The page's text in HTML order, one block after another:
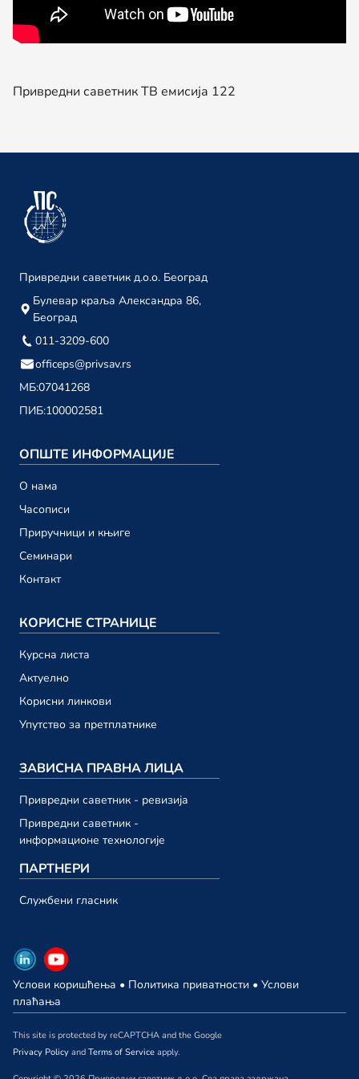
Привредни саветник ТВ емисија 122
15. јануар
Привредни саветник ТВ 204
Привредни саветник ТВ 202
22. децембар
Привредни саветник ТВ 201
Привредни саветник ТВ 200
08. децембар
Привредни саветник ТВ 199
01. децембар
новембар 2023.
24. новембар
Привредни саветник ТВ 197
03. новембар
октобар 2023.
Привредни саветник ТВ 194
23. октобар
23. октобар
Привредни саветник ТВ 192
13. октобар
септембар 2023.
Привредни саветник ТВ 191
Привредни саветник ТВ 190
29. септембар
Привредни саветник ТВ 189
Привредни саветник ТВ 188
15. септембар
Привредни саветник д.о.о. Београд
Булевар краља Александра 86,
Београд
011-3209-600
officeps@privsav.rs
МБ:07041268
ПИБ:100002581
ОПШТЕ ИНФОРМАЦИЈЕ
О намa
Часописи
Приручници и књиге
Семинари
Контакт
КОРИСНЕ СТРАНИЦЕ
Курсна листа
Актуелно
Корисни линкови
Упутство за претплатнике
ЗАВИСНА ПРАВНА ЛИЦА
Привредни саветник - ревизија
Привредни саветник -
информационе технологије
ПАРТНЕРИ
Службени гласник
Услови коришћења • Политика приватности • Услови
плаћања
This site is protected by reCAPTCHA and the Google
Privacy Policy and Terms of Service apply.